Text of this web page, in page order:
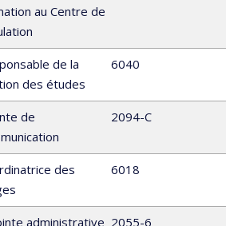
au Centre de
de la
des études
6040
de
2094-C
des
6018
administrative 2055-6